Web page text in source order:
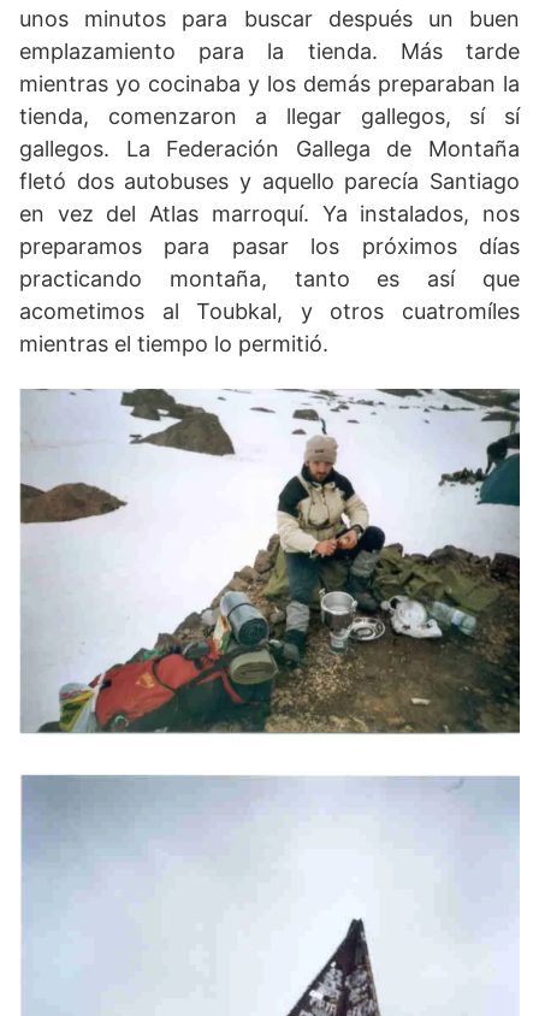
unos minutos para buscar después un buen
emplazamiento para la tienda. Más tarde
mientras yo cocinaba y los demás preparaban la
tienda, comenzaron a llegar gallegos, sí sí
gallegos. La Federación Gallega de Montaña
fletó dos autobuses y aquello parecía Santiago
en vez del Atlas marroquí. Ya instalados, nos
preparamos para pasar los próximos días
practicando montaña, tanto es así que
acometimos al Toubkal, y otros cuatromíles
mientras el tiempo lo permitió.